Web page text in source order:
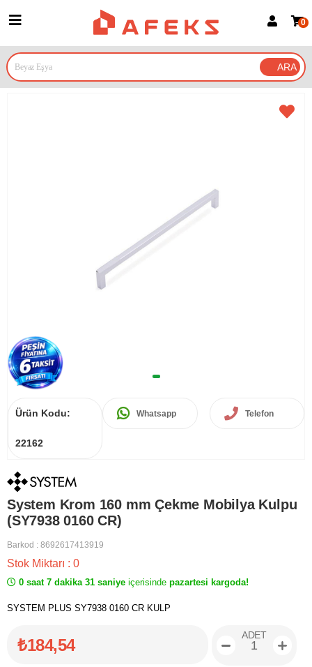
Google İle Bağlan
0
Ürün Kodu:
22162
Whatsapp Telefon
System Krom 160 mm Çekme Mobilya Kulpu
(SY7938 0160 CR)
Barkod : 8692617413919
Stok Miktarı : 0
0 saat 7 dakika 31 saniye içerisinde pazartesi kargoda!
SYSTEM PLUS SY7938 0160 CR KULP
₺184,54
ADET